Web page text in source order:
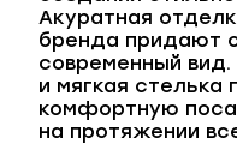
Акуратная
бренда придают
современный
и мягкая стелька
комфортную
на протяжении